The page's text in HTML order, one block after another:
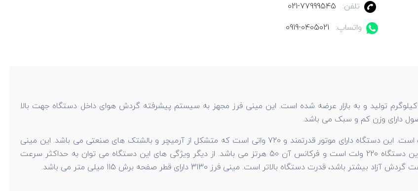
تلفن:
021-77999545
واتساپ:
0919-0405021
در ابعاد 28*11*9 سانتی متر و وزن 1.5 کیلوگرم تولید و به بازار عرضه شده است. این مینی فرز مجهز به سیستم پیشرفته گردش هوای داخل دستگاه جهت بالا
دارای وزن کم و سبک می باشد.
این مینی
مجهز به دسته جانبی ضد لرزش آنتی شوک است. ولتاژ ورودی این دستگاه 220 ولت است و فرکانس آن 50 هرتز می باشد. از دیگر ویژگی های این دستگاه می توان به حداکثر سرعت